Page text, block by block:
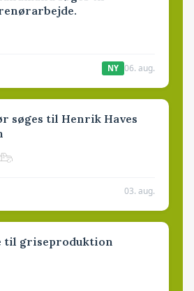
NY 06. aug.
søges til Henrik Haves
03. aug.
til griseproduktion